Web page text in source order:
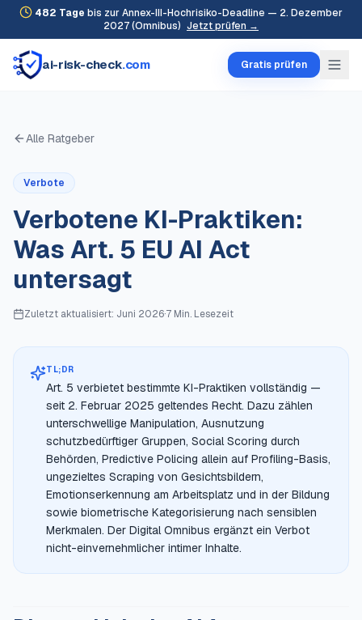
482 Tage bis zur Annex-III-Hochrisiko-Deadline — 2. Dezember
2027 (Omnibus) Jetzt prüfen →
ai-risk-check.com Gratis prüfen
Alle Ratgeber
Verbote
Verbotene KI-Praktiken:
Was Art. 5 EU AI Act
untersagt
Zuletzt aktualisiert: Juni 2026·7 Min. Lesezeit
TL;DR
Art. 5 verbietet bestimmte KI-Praktiken vollständig —
seit 2. Februar 2025 geltendes Recht. Dazu zählen
unterschwellige Manipulation, Ausnutzung
schutzbedürftiger Gruppen, Social Scoring durch
Behörden, Predictive Policing allein auf Profiling-Basis,
ungezieltes Scraping von Gesichtsbildern,
Emotionserkennung am Arbeitsplatz und in der Bildung
sowie biometrische Kategorisierung nach sensiblen
Merkmalen. Der Digital Omnibus ergänzt ein Verbot
nicht-einvernehmlicher intimer Inhalte.